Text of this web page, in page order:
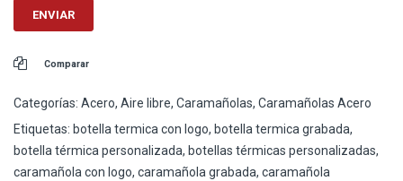
Comparar
Categorías: Acero, Aire libre, Caramañolas, Caramañolas Acero
Etiquetas: botella termica con logo, botella termica grabada,
botella térmica personalizada, botellas térmicas personalizadas,
caramañola con logo, caramañola grabada, caramañola